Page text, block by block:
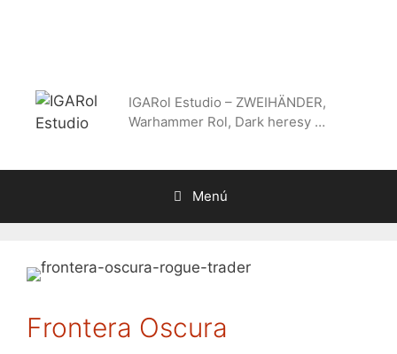
IGARol Estudio – ZWEIHÄNDER,
Warhammer Rol, Dark heresy …
Menú
Frontera Oscura